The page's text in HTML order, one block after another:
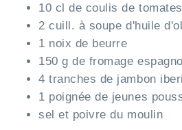
10 cl de coulis de
2 cuill. à soupe d'huile
1 noix de beurre
150 g de fromage
4 tranches de jambon
1 poignée de jeunes
sel et poivre du moulin